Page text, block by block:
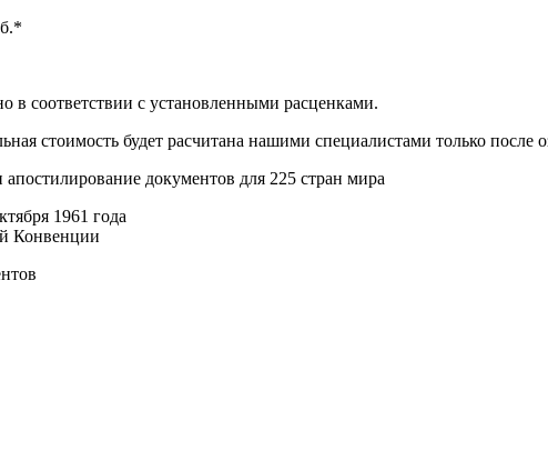
соответствии с установленными расценками.
стоимость будет расчитана нашими специалистами только после
документов для 225 стран мира
1961 года
Конвенции